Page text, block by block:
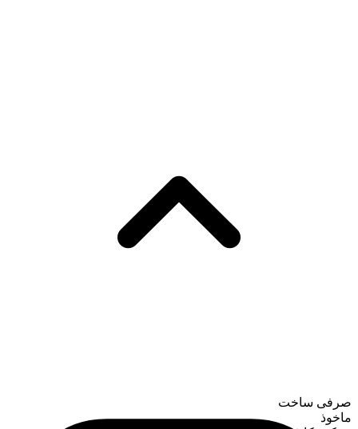
صرفی ساخت
ماخوذ